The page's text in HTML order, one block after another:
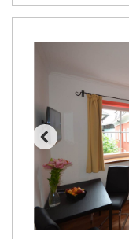
Wagrain fra
Ischgl fra DKK
Fieberbrunn
Canazei fra
Livigno fra DKK
Ponte di Legno
Bad Gastein
Alleghe fra
Sauze dOulx
Arabba fra
La Thuile fra
Val Thorens